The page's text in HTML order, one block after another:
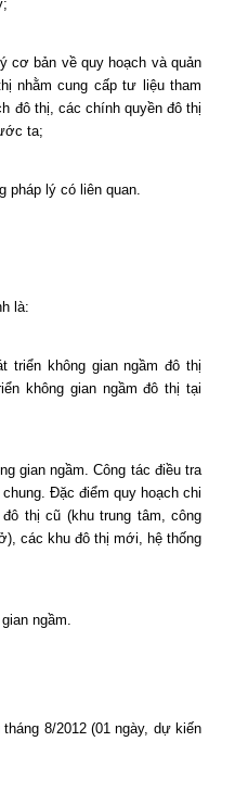
cơ bản về quy hoạch và quản
nhằm cung cấp tư liệu tham
đô thị, các chính quyền đô thị
ta;
pháp lý có liên quan.
là:
không gian ngầm đô thị
không gian ngầm đô thị tại
gian ngầm. Công tác điều tra
Đặc điểm quy hoạch chi
thị cũ (khu trung tâm, công
các khu đô thị mới, hệ thống
ngầm.
8/2012 (01 ngày, dự kiến